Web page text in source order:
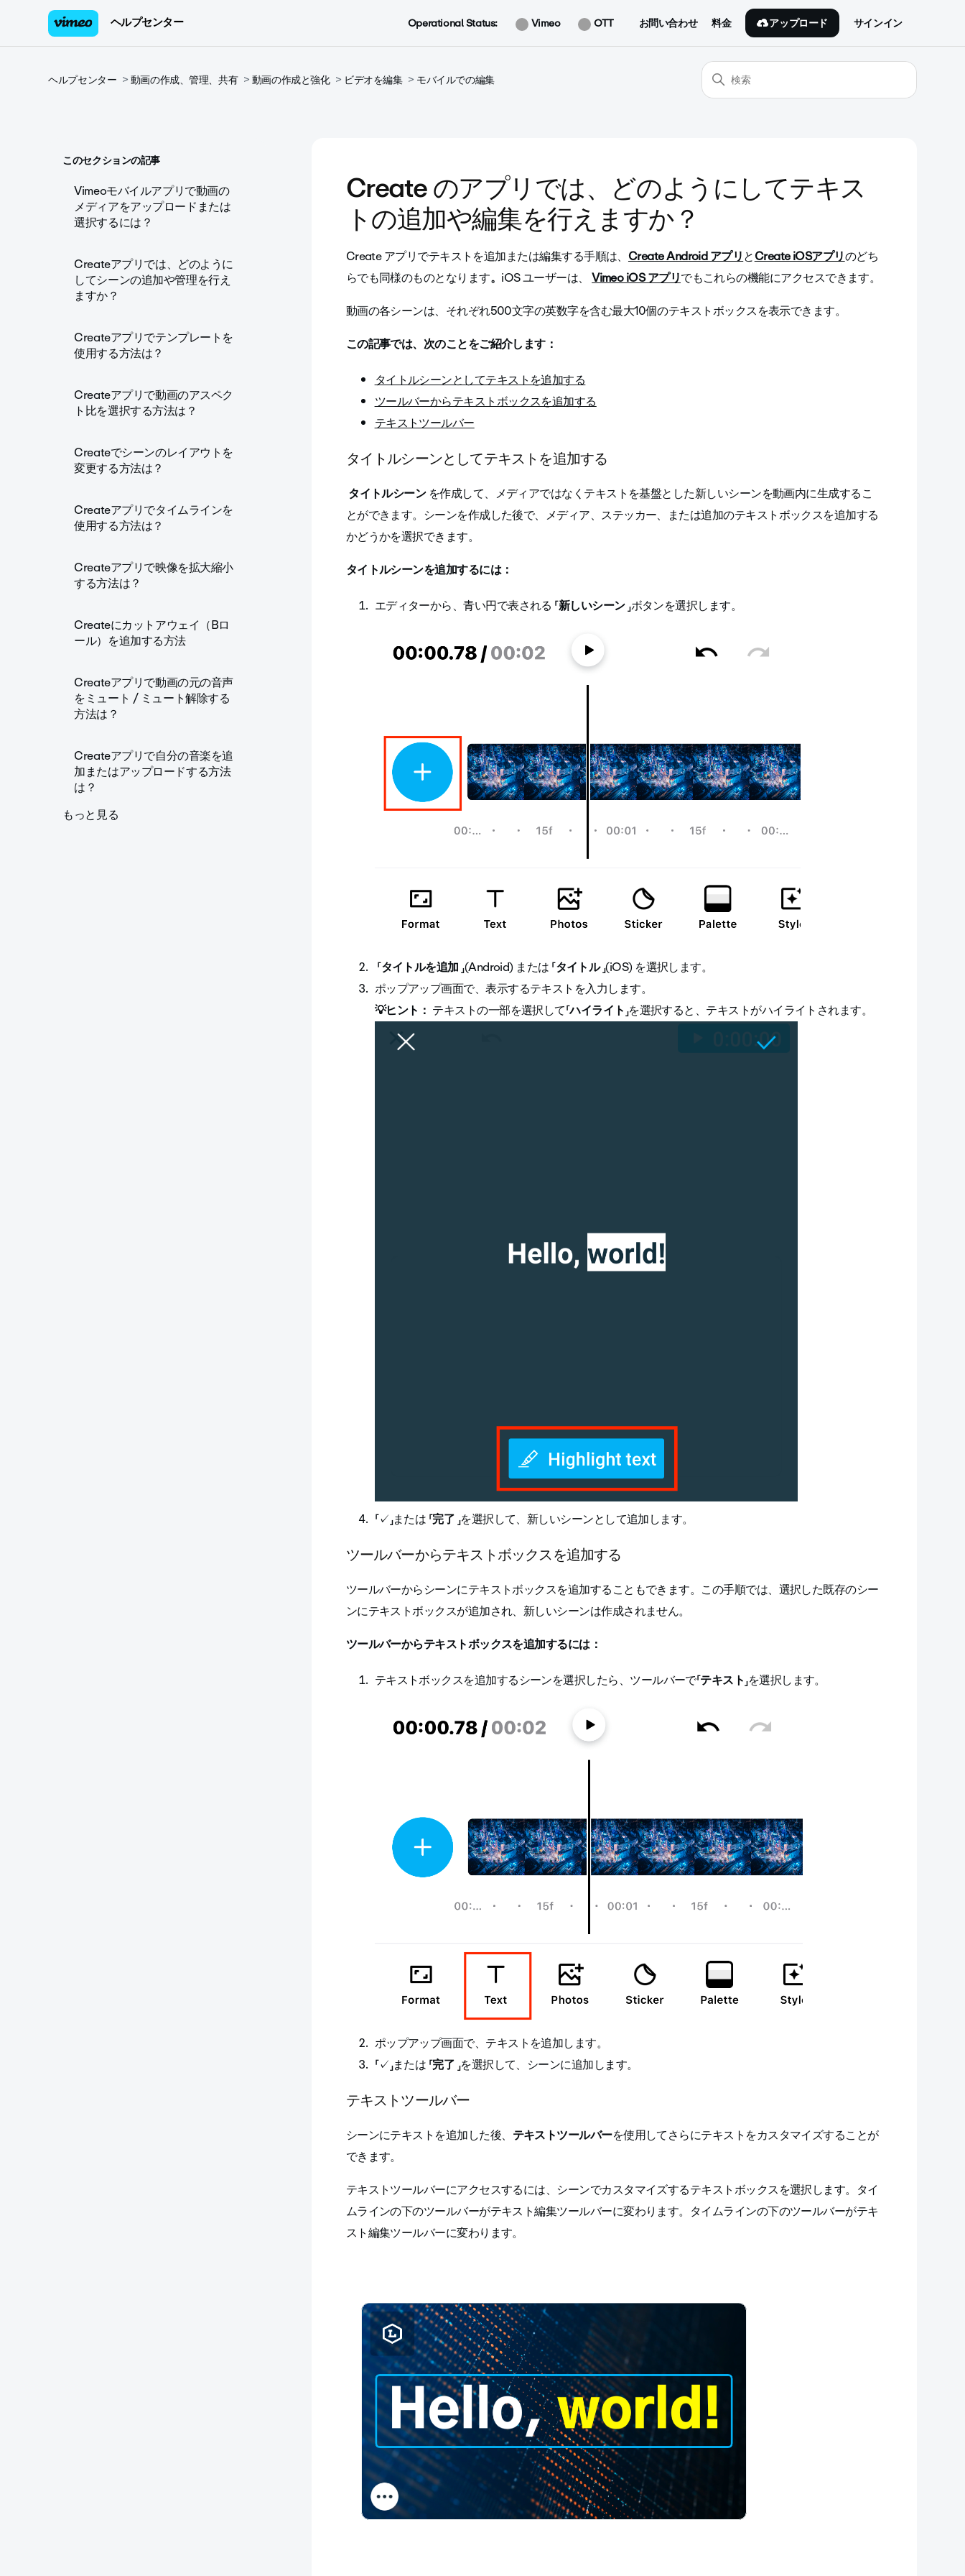
ヘルプセンター Operational Status: Vimeo OTT お問い合わせ 料金 アップロード サインイン
ヘルプセンター 動画の作成、管理、共有 動画の作成と強化 ビデオを編集 モバイルでの編集
このセクションの記事
Vimeoモバイルアプリで動画の
メディアをアップロードまたは
選択するには？
Createアプリでは、どのように
してシーンの追加や管理を行え
ますか？
Createアプリでテンプレートを
使用する方法は？
Createアプリで動画のアスペク
ト比を選択する方法は？
Createでシーンのレイアウトを
変更する方法は？
Createアプリでタイムラインを
使用する方法は？
Createアプリで映像を拡大縮小
する方法は？
Createにカットアウェイ（Bロ
ール）を追加する方法
Createアプリで動画の元の音声
をミュート / ミュート解除する
方法は？
Createアプリで自分の音楽を追
加またはアップロードする方法
は？
もっと見る
Create のアプリでは、どのようにしてテキス
トの追加や編集を行えますか？
Create アプリでテキストを追加または編集する手順は、 Create Android アプリとCreate iOSアプリのどち
らでも同様のものとなります。 iOS ユーザーは、Vimeo iOS アプリでもこれらの機能にアクセスできます。
動画の各シーンは、それぞれ500文字の英数字を含む最大10個のテキストボックスを表示できます。
この記事では、次のことをご紹介します：
タイトルシーンとしてテキストを追加する
ツールバーからテキストボックスを追加する
テキストツールバー
タイトルシーンとしてテキストを追加する
タイトルシーンを作成して、メディアではなくテキストを基盤とした新しいシーンを動画内に生成するこ
とができます。シーンを作成した後で、メディア、ステッカー、または追加のテキストボックスを追加する
かどうかを選択できます。
タイトルシーンを追加するには：
エディターから、青い円で表される 「新しいシーン」ボタンを選択します。
「タイトルを追加」(Android) または 「タイトル」(iOS) を選択します。
ポップアップ画面で、表示するテキストを入力します。
💡ヒント： テキストの一部を選択して「ハイライト」を選択すると、テキストがハイライトされます。
「✓」または 「完了」を選択して、新しいシーンとして追加します。
ツールバーからテキストボックスを追加する
ツールバーからシーンにテキストボックスを追加することもできます。この手順では、選択した既存のシー
ンにテキストボックスが追加され、新しいシーンは作成されません。
ツールバーからテキストボックスを追加するには：
テキストボックスを追加するシーンを選択したら、ツールバーで「テキスト」を選択します。
ポップアップ画面で、テキストを追加します。
「✓」または 「完了」を選択して、シーンに追加します。
テキストツールバー
シーンにテキストを追加した後、 テキストツールバーを使用してさらにテキストをカスタマイズすることが
できます。
テキストツールバーにアクセスするには、シーンでカスタマイズするテキストボックスを選択します。タイ
ムラインの下のツールバーがテキスト編集ツールバーに変わります。タイムラインの下のツールバーがテキ
スト編集ツールバーに変わります。